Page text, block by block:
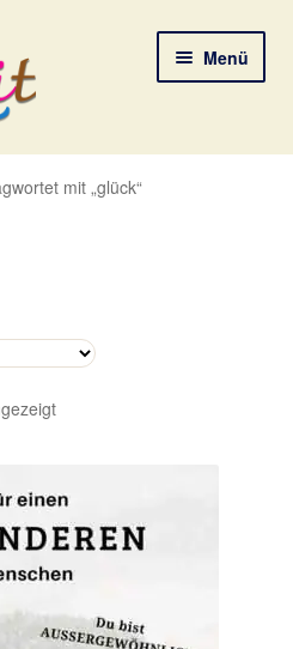
Menü
mit „glück“
Nach